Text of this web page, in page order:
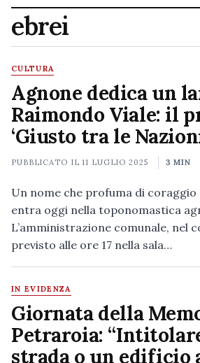
ebrei
CULTURA
Agnone dedica un
Raimondo Viale: il
‘Giusto tra le
PUBBLICATO IL11 LUGLIO 2025 3 MIN
Un nome che profuma di coraggio
entra oggi nella toponomastica
L’amministrazione comunale, nel
previsto alle ore 17 nella sala…
IN EVIDENZA
Giornata della
Petraroia:
strada o un edificio